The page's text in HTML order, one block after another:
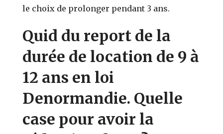
le choix de prolonger pendant 3 ans.
Quid du report de la
durée de location de 9 à
12 ans en loi
Denormandie. Quelle
case pour avoir la